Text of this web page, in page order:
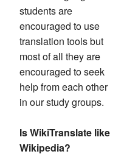
students are
encouraged to use
translation tools but
most of all they are
encouraged to seek
help from each other
in our study groups.
Is WikiTranslate like
Wikipedia?